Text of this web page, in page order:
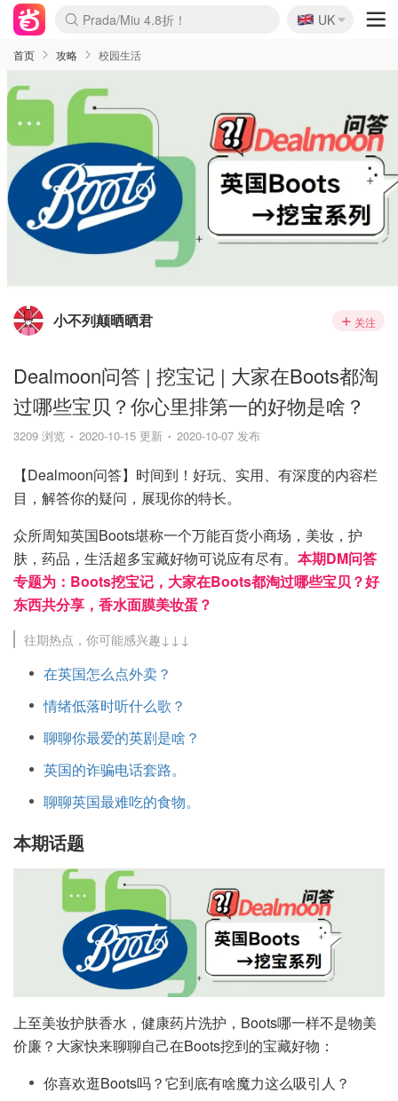
麦卢卡蜂蜜夏促！个位数！
Prada/Miu 4.8折！
啥？必胜客披萨5折！
🇬🇧
UK
首页 攻略 校园生活
小不列颠晒晒君 关注
Dealmoon问答 | 挖宝记 | 大家在Boots都淘
过哪些宝贝？你心里排第一的好物是啥？
3209 浏览 2020-10-15 更新 2020-10-07 发布
【Dealmoon问答】时间到！好玩、实用、有深度的内容栏
目，解答你的疑问，展现你的特长。
众所周知英国Boots堪称一个万能百货小商场，美妆，护
肤，药品，生活超多宝藏好物可说应有尽有。 本期DM问答
专题为：Boots挖宝记，大家在Boots都淘过哪些宝贝？好
东西共分享，香水面膜美妆蛋？
往期热点，你可能感兴趣↓↓↓
在英国怎么点外卖？
情绪低落时听什么歌？
聊聊你最爱的英剧是啥？
英国的诈骗电话套路。
聊聊英国最难吃的食物。
本期话题
上至美妆护肤香水，健康药片洗护，Boots哪一样不是物美
价廉？大家快来聊聊自己在Boots挖到的宝藏好物：
你喜欢逛Boots吗？它到底有啥魔力这么吸引人？